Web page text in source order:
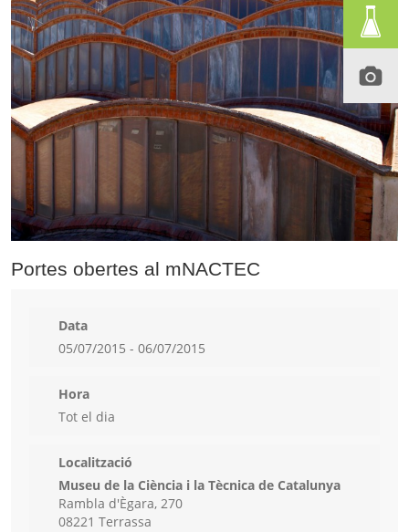
Portes obertes al mNACTEC
Data
05/07/2015 - 06/07/2015
Hora
Tot el dia
Localització
Museu de la Ciència i la Tècnica de Catalunya
Rambla d'Ègara, 270
08221 Terrassa